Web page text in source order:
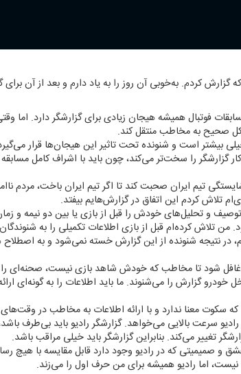
كه گزارش كردم. به‌خوبی آن روز را به یاد دارم و بعد از آن
گزارش مسابقات فوتبال همیشه هیجان زیادی برای گزارشگر
صحیح به مخاطب منتقل كند.
بیشتر است و شنونده تحت تاثیر این هیجان‌ها قرار
گزارشگر را سخت‌تر می‌كند، چون باید با اشراف كامل
تیم ایران صحبت كند تا اگر تیم ایران باخت، مردم
تلاش كردم این اتفاق در گزارش‌هایم بیفتد.
و تحلیل‌های خودش را قبل از بازی یا بین دو نیمه و
من تلاش كرده‌ام قبل از بازی اطلاعات تكمیلی را به
در نتیجه شنونده از این گزارش خسته نمی‌شود و به
غافل شود تا مخاطب كه خودش شاهد بازی نیست، صحنه‌ای
خودرو گزارش را می‌شنوند. ما باید اطلاعات را به گونه‌ای
كه سكوت معنا ندارد و با ارائه اطلاعات به مخاطب در
سرعت بالایی می‌خواهد. گزارشگر رادیو باید بی‌طرف
تغییر می‌كند. بنابراین گزارشگر باید خیلی مراقب باشد.
و صمیمیتی كه در رادیو وجود دارد قابل مقایسه با هیچ
نیست، اما رادیو همیشه برای من حرف اول را می‌زند.